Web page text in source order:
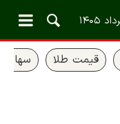
قیمت طلا سهام